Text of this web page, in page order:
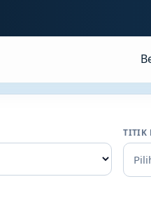
TITIK